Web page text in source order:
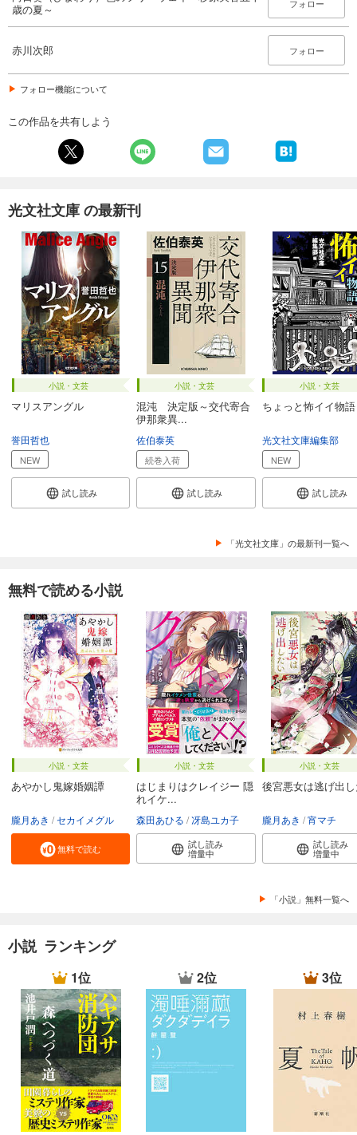
歳の夏～
フォロー
赤川次郎 フォロー
フォロー機能について
この作品を共有しよう
光文社文庫 の最新刊
小説・文芸
マリスアングル
誉田哲也
NEW
試し読み
小説・文芸
混沌 決定版～交代寄合
伊那衆異...
佐伯泰英
続巻入荷
試し読み
小説・文芸
ちょっと怖イイ物語
光文社文庫編集部
NEW
試し読み
「光文社文庫」の最新刊一覧へ
無料で読める小説
小説・文芸
あやかし鬼嫁婚姻譚
朧月あき セカイメグル
無料で読む
小説・文芸
はじまりはクレイジー 隠
れイケ...
森田あひる 冴島ユカ子
試し読み
増量中
小説・文芸
後宮悪女は逃げ出
朧月あき 宵マチ
試し読み
増量中
「小説」無料一覧へ
小説 ランキング
1位 2位 3位